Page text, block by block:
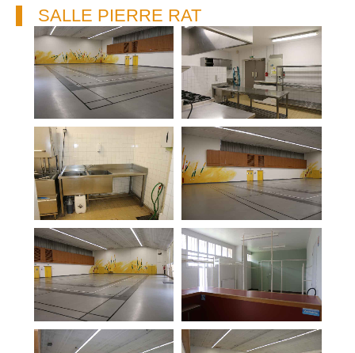
SALLE PIERRE RAT